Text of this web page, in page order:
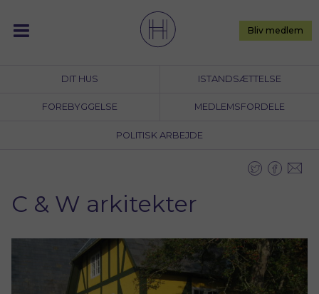
content
DIT HUS ISTANDSÆTTELSE
FOREBYGGELSE MEDLEMSFORDELE
POLITISK ARBEJDE
Bliv medlem
C & W arkitekter